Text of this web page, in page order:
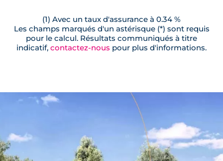
(1) Avec un taux d'assurance à 0.34 %
Les champs marqués d'un astérisque (*) sont requis
pour le calcul. Résultats communiqués à titre
indicatif, contactez-nous pour plus d'informations.